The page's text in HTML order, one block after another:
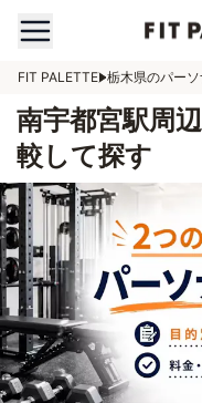
FIT PALETTE 栃木県のパー
南宇都宮駅周
較して探す